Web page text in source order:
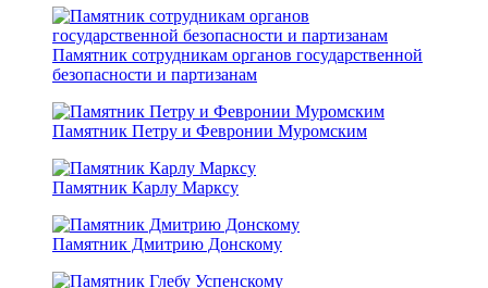
Памятник сотрудникам органов государственной
безопасности и партизанам
Памятник Петру и Февронии Муромским
Памятник Карлу Марксу
Памятник Дмитрию Донскому